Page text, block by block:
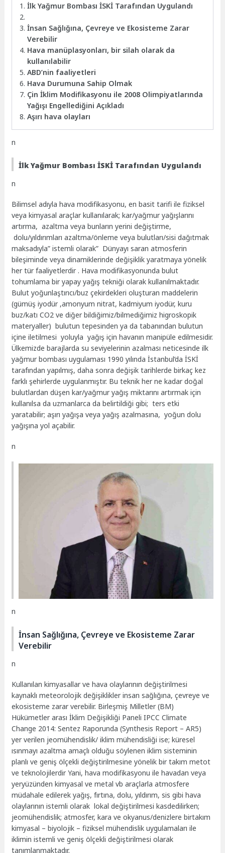
İlk Yağmur Bombası İSKİ Tarafından Uygulandı
İnsan Sağlığına, Çevreye ve Ekosisteme Zarar
Verebilir
Hava manüplasyonları, bir silah olarak da
kullanılabilir
ABD’nin faaliyetleri
Hava Durumuna Sahip Olmak
Çin İklim Modifikasyonu ile 2008 Olimpiyatlarında
Yağışı Engellediğini Açıkladı
Aşırı hava olayları
n
İlk Yağmur Bombası İSKİ Tarafından Uygulandı
n
Bilimsel adıyla hava modifikasyonu, en basit tarifi ile fiziksel
veya kimyasal araçlar kullanılarak; kar/yağmur yağışlarını
artırma, azaltma veya bunların yerini değiştirme,
dolu/yıldırımları azaltma/önleme veya bulutları/sisi dağıtmak
maksadıyla” istemli olarak” Dünyayı saran atmosferin
bileşiminde veya dinamiklerinde değişiklik yaratmaya yönelik
her tür faaliyetlerdir . Hava modifikasyonunda bulut
tohumlama bir yapay yağış tekniği olarak kullanılmaktadır.
Bulut yoğunlaştırıcı/buz çekirdekleri oluşturan maddelerin
(gümüş iyodür ,amonyum nitrat, kadmiyum iyodür, kuru
buz/katı CO2 ve diğer bildiğimiz/bilmediğimiz higroskopik
materyaller) bulutun tepesinden ya da tabanından bulutun
içine iletilmesi yoluyla yağış için havanın manipüle edilmesidir.
Ülkemizde barajlarda su seviyelerinin azalması neticesinde ilk
yağmur bombası uygulaması 1990 yılında İstanbul’da İSKİ
tarafından yapılmış, daha sonra değişik tarihlerde birkaç kez
farklı şehirlerde uygulanmıştır. Bu teknik her ne kadar doğal
bulutlardan düşen kar/yağmur yağış miktarını artırmak için
kullanılsa da uzmanlarca da belirtildiği gibi; ters etki
yaratabilir; aşırı yağışa veya yağış azalmasına, yoğun dolu
yağışına yol açabilir.
n
n
İnsan Sağlığına, Çevreye ve Ekosisteme Zarar
Verebilir
n
Kullanılan kimyasallar ve hava olaylarının değiştirilmesi
kaynaklı meteorolojik değişiklikler insan sağlığına, çevreye ve
ekosisteme zarar verebilir. Birleşmiş Milletler (BM)
Hükümetler arası İklim Değişikliği Paneli IPCC Climate
Change 2014: Sentez Raporunda (Synthesis Report – AR5)
yer verilen jeomühendislik/ iklim mühendisliği ise; küresel
ısınmayı azaltma amaçlı olduğu söylenen iklim sisteminin
planlı ve geniş ölçekli değiştirilmesine yönelik bir takım metot
ve teknolojilerdir Yani, hava modifikasyonu ile havadan veya
yeryüzünden kimyasal ve metal vb araçlarla atmosfere
müdahale edilerek yağış, fırtına, dolu, yıldırım, sis gibi hava
olaylarının istemli olarak lokal değiştirilmesi kasdedilirken;
jeomühendislik; atmosfer, kara ve okyanus/denizlere birtakım
kimyasal – biyolojik – fiziksel mühendislik uygulamaları ile
iklimin istemli ve geniş ölçekli değiştirilmesi olarak
tanımlanmaktadır.